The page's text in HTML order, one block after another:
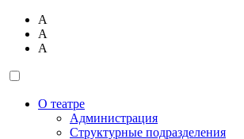
А
А
А
О театре
Администрация
Структурные подразделения